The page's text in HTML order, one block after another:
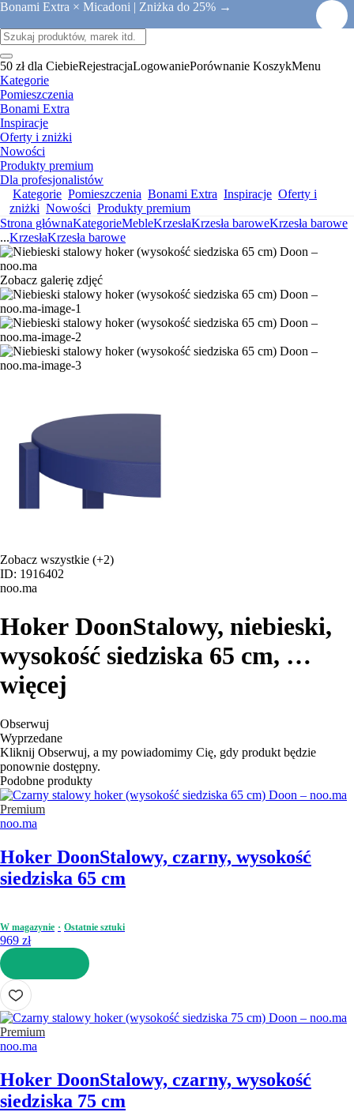
Bonami Extra × Micadoni | Zniżka do 25% →
50 zł dla CiebieRejestracjaLogowaniePorównanie KoszykMenu
Kategorie
Pomieszczenia
Bonami Extra
Inspiracje
Oferty i zniżki
Nowości
Produkty premium
Dla profesjonalistów
Kategorie Pomieszczenia Bonami Extra Inspiracje Oferty i
zniżki Nowości Produkty premium
Strona głównaKategorieMebleKrzesłaKrzesła baroweKrzesła barowe
...KrzesłaKrzesła barowe
Zobacz galerię zdjęć
Zobacz wszystkie (+2)
ID: 1916402
noo.ma
Hoker DoonStalowy, niebieski,
wysokość siedziska 65 cm, …
więcej
Obserwuj
Wyprzedane
Kliknij Obserwuj, a my powiadomimy Cię, gdy produkt będzie
ponownie dostępny.
Podobne produkty
Premium
noo.ma
Hoker DoonStalowy, czarny, wysokość
siedziska 65 cm
W magazynie Ostatnie sztuki
969 zł
DO KOSZYKA
Premium
noo.ma
Hoker DoonStalowy, czarny, wysokość
siedziska 75 cm